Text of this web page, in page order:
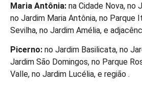
Maria Antônia: na Cidade Nova, no
no Jardim Maria Antônia, no Parque
Sevilha, no Jardim Amélia, e
Picerno: no Jardim Basilicata, no
Jardim São Domingos, no Parque
Valle, no Jardim Lucélia, e região .